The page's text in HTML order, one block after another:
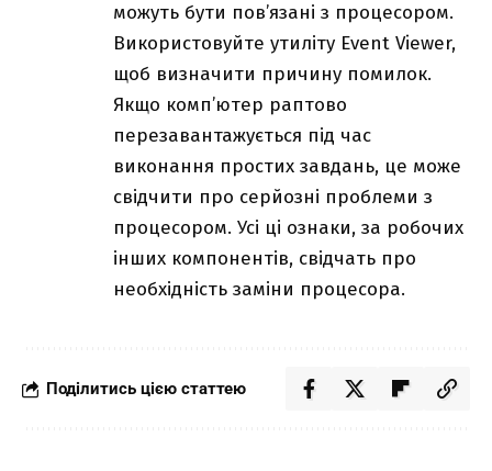
можуть бути пов’язані з процесором.
Використовуйте утиліту Event Viewer,
щоб визначити причину помилок.
Якщо комп’ютер раптово
перезавантажується під час
виконання простих завдань, це може
свідчити про серйозні проблеми з
процесором. Усі ці ознаки, за робочих
інших компонентів, свідчать про
необхідність заміни процесора.
Поділитись цією статтею